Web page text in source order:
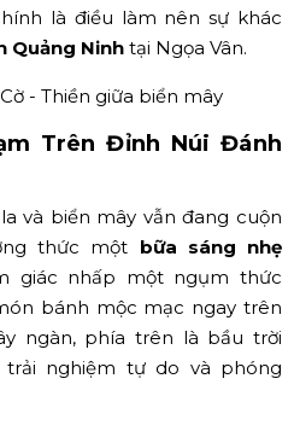
là điều làm nên sự khác
Quảng Ninh tại Ngọa Vân.
- Thiền giữa biển mây
Trên Đỉnh Núi Đánh
và biển mây vẫn đang cuộn
thức một bữa sáng nhẹ
giác nhấp một ngụm thức
bánh mộc mạc ngay trên
ngàn, phía trên là bầu trời
nghiệm tự do và phóng